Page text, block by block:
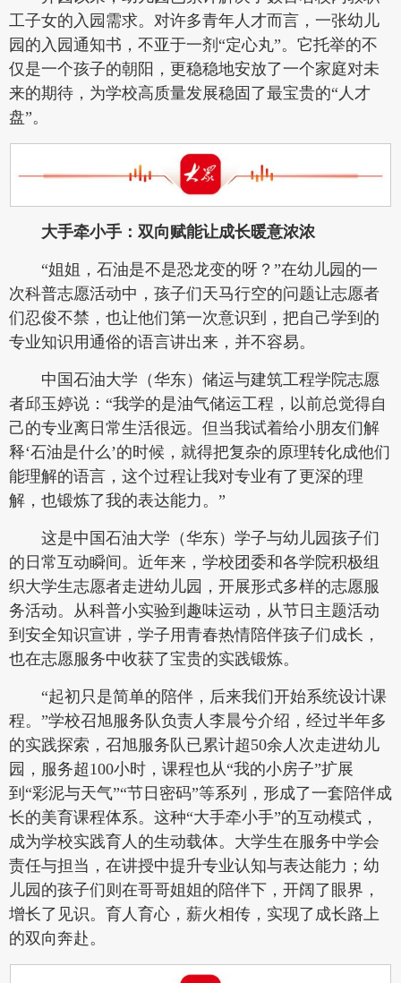
工子女的入园需求。对许多青年人才而言，一张幼儿
园的入园通知书，不亚于一剂“定心丸”。它托举的不
仅是一个孩子的朝阳，更稳稳地安放了一个家庭对未
来的期待，为学校高质量发展稳固了最宝贵的“人才
盘”。
大手牵小手：双向赋能让成长暖意浓浓
“姐姐，石油是不是恐龙变的呀？”在幼儿园的一
次科普志愿活动中，孩子们天马行空的问题让志愿者
们忍俊不禁，也让他们第一次意识到，把自己学到的
专业知识用通俗的语言讲出来，并不容易。
中国石油大学（华东）储运与建筑工程学院志愿
者邱玉婷说：“我学的是油气储运工程，以前总觉得自
己的专业离日常生活很远。但当我试着给小朋友们解
释‘石油是什么’的时候，就得把复杂的原理转化成他们
能理解的语言，这个过程让我对专业有了更深的理
解，也锻炼了我的表达能力。”
这是中国石油大学（华东）学子与幼儿园孩子们
的日常互动瞬间。近年来，学校团委和各学院积极组
织大学生志愿者走进幼儿园，开展形式多样的志愿服
务活动。从科普小实验到趣味运动，从节日主题活动
到安全知识宣讲，学子用青春热情陪伴孩子们成长，
也在志愿服务中收获了宝贵的实践锻炼。
“起初只是简单的陪伴，后来我们开始系统设计课
程。”学校召旭服务队负责人李晨兮介绍，经过半年多
的实践探索，召旭服务队已累计超50余人次走进幼儿
园，服务超100小时，课程也从“我的小房子”扩展
到“彩泥与天气”“节日密码”等系列，形成了一套陪伴成
长的美育课程体系。这种“大手牵小手”的互动模式，
成为学校实践育人的生动载体。大学生在服务中学会
责任与担当，在讲授中提升专业认知与表达能力；幼
儿园的孩子们则在哥哥姐姐的陪伴下，开阔了眼界，
增长了见识。育人育心，薪火相传，实现了成长路上
的双向奔赴。